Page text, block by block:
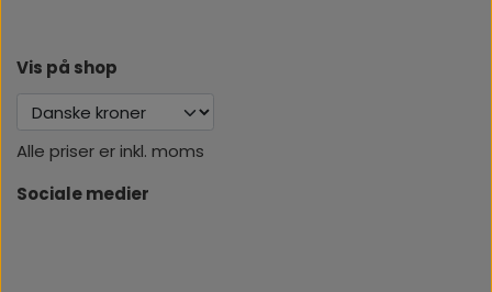
Vis på shop
Alle priser er inkl. moms
Sociale medier